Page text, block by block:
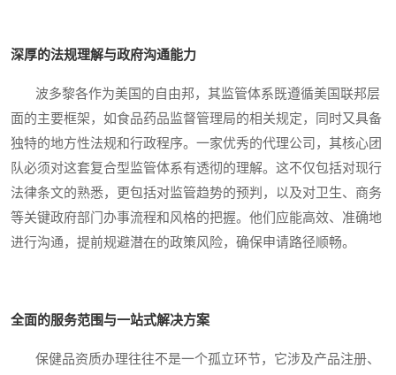
深厚的法规理解与政府沟通能力
波多黎各作为美国的自由邦，其监管体系既遵循美国联邦层
面的主要框架，如食品药品监督管理局的相关规定，同时又具备
独特的地方性法规和行政程序。一家优秀的代理公司，其核心团
队必须对这套复合型监管体系有透彻的理解。这不仅包括对现行
法律条文的熟悉，更包括对监管趋势的预判，以及对卫生、商务
等关键政府部门办事流程和风格的把握。他们应能高效、准确地
进行沟通，提前规避潜在的政策风险，确保申请路径顺畅。
全面的服务范围与一站式解决方案
保健品资质办理往往不是一个孤立环节，它涉及产品注册、